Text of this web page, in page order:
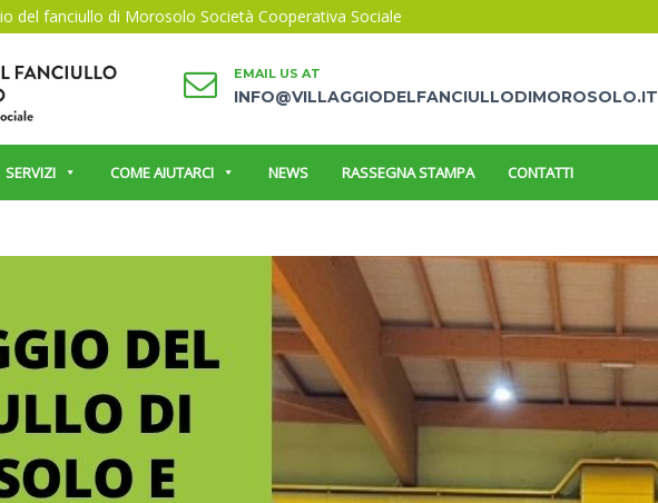
del fanciullo di Morosolo Società Cooperativa Sociale
EMAIL US AT
INFO@VILLAGGIODELFANCIULLODIMOROSOLO.IT
SERVIZI COME AIUTARCI NEWS RASSEGNA STAMPA CONTATTI